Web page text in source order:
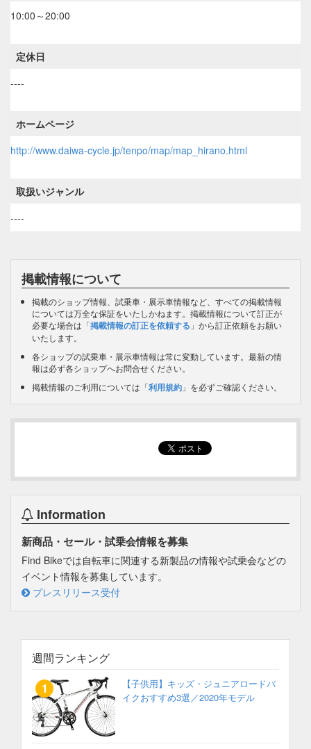
10:00～20:00
定休日
----
ホームページ
http://www.daiwa-cycle.jp/tenpo/map/map_hirano.html
取扱いジャンル
----
掲載情報について
掲載のショップ情報、試乗車・展示車情報など、すべての掲載情報
については万全な保証をいたしかねます。掲載情報について訂正が
必要な場合は「掲載情報の訂正を依頼する 」から訂正依頼をお願い
いたします。
各ショップの試乗車・展示車情報は常に変動しています。最新の情
報は必ず各ショップへお問合せください。
掲載情報のご利用については「利用規約 」を必ずご確認ください。
Information
新商品・セール・試乗会情報を募集
Find Bikeでは自転車に関連する新製品の情報や試乗会などの
イベント情報を募集しています。
プレスリリース受付
週間ランキング
【子供用】キッズ・ジュニアロードバ
イクおすすめ3選／2020年モデル